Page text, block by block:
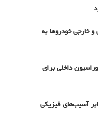
خارجی خودروها به
داخلی برای
آسیب‌های فیزیکی